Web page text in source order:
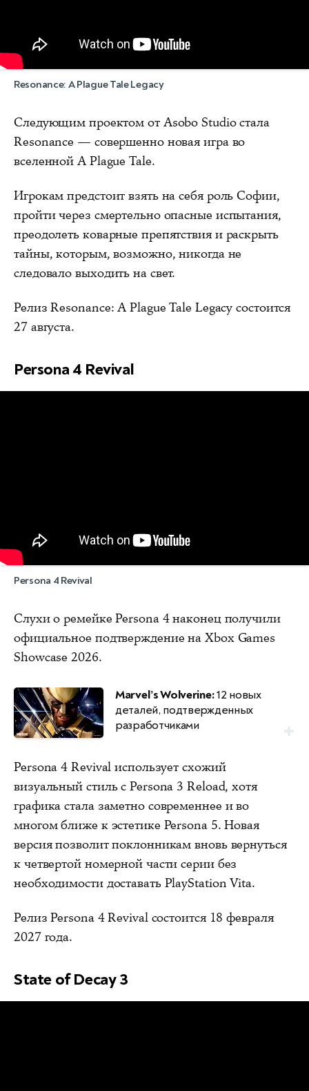
Resonance: A Plague Tale Legacy
Следующим проектом от Asobo Studio стала
Resonance — совершенно новая игра во
вселенной A Plague Tale.
Игрокам предстоит взять на себя роль Софии,
пройти через смертельно опасные испытания,
преодолеть коварные препятствия и раскрыть
тайны, которым, возможно, никогда не
следовало выходить на свет.
Релиз Resonance: A Plague Tale Legacy состоится
27 августа.
Persona 4 Revival
Persona 4 Revival
Слухи о ремейке Persona 4 наконец получили
официальное подтверждение на Xbox Games
Showcase 2026.
Marvel’s Wolverine:12 новых
деталей, подтвержденных
разработчиками
Persona 4 Revival использует схожий
визуальный стиль с Persona 3 Reload, хотя
графика стала заметно современнее и во
многом ближе к эстетике Persona 5. Новая
версия позволит поклонникам вновь вернуться
к четвертой номерной части серии без
необходимости доставать PlayStation Vita.
Релиз Persona 4 Revival состоится 18 февраля
2027 года.
State of Decay 3